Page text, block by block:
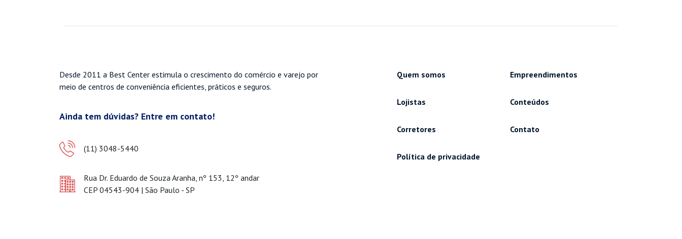
Desde 2011 a Best Center estimula o crescimento do comércio e varejo por
meio de centros de conveniência eficientes, práticos e seguros.
Ainda tem dúvidas? Entre em contato!
(11) 3048-5440
Rua Dr. Eduardo de Souza Aranha, nº 153, 12º andar
CEP 04543-904 | São Paulo - SP
Quem somos Empreendimentos
Lojistas Conteúdos
Corretores Contato
Política de privacidade